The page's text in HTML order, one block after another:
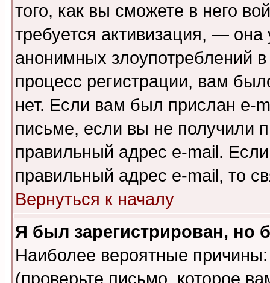
того, как вы сможете в него
требуется активизация, —
анонимных злоупотреблений
процесс регистрации, вам
нет. Если вам был прислан e-
письме, если вы не получили
правильный адрес e-mail.
правильный адрес e-mail, то
Вернуться к началу
Я был зарегистрирован, но
Наиболее вероятные
(проверьте письмо, которое